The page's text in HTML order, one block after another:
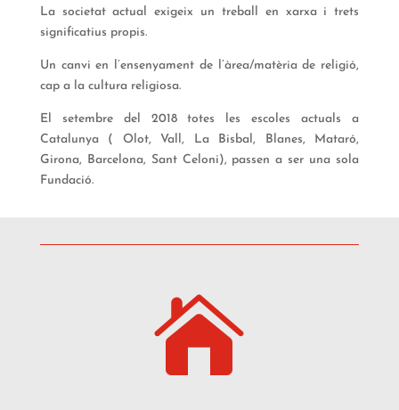
La societat actual exigeix un treball en xarxa i trets
significatius propis.
Un canvi en l’ensenyament de l’àrea/matèria de religió,
cap a la cultura religiosa.
El setembre del 2018 totes les escoles actuals a
Catalunya ( Olot, Vall, La Bisbal, Blanes, Mataró,
Girona, Barcelona, Sant Celoni), passen a ser una sola
Fundació.
